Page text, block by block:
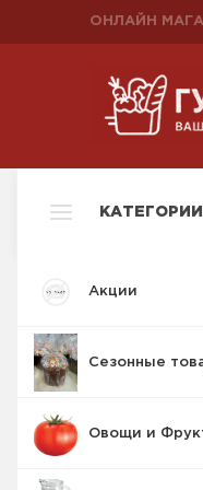
ОНЛАЙН
КАТЕГОРИИ
Акции
Сезонные
Овощи и